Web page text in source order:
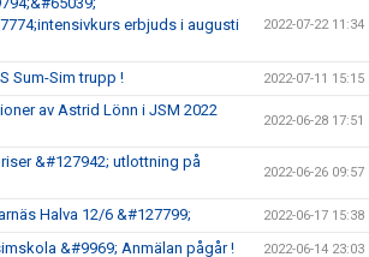
erbjuds i augusti
2022-07-22 11:34
Sum-Sim trupp ! 2022-07-11 15:15
av Astrid Lönn i JSM 2022
2022-06-28 17:51
&#127942; utlottning på
2022-06-26 09:57
Halva 12/6 &#127799; 2022-06-17 15:38
&#9969; Anmälan pågår ! 2022-06-14 23:03